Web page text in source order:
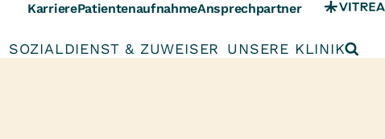
KarrierePatientenaufnahmeAnsprechpartner
SOZIALDIENST & ZUWEISER UNSERE KLINIK